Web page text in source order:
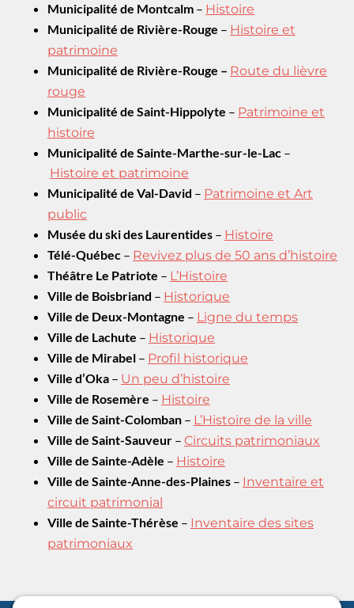
Municipalité de Montcalm – Histoire
Municipalité de Rivière-Rouge – Histoire et
patrimoine
Municipalité de Rivière-Rouge – Route du lièvre
rouge
Municipalité de Saint-Hippolyte – Patrimoine et
histoire
Municipalité de Sainte-Marthe-sur-le-Lac –
Histoire et patrimoine
Municipalité de Val-David – Patrimoine et Art
public
Musée du ski des Laurentides – Histoire
Télé-Québec – Revivez plus de 50 ans d’histoire
Théâtre Le Patriote – L’Histoire
Ville de Boisbriand – Historique
Ville de Deux-Montagne – Ligne du temps
Ville de Lachute – Historique
Ville de Mirabel – Profil historique
Ville d’Oka – Un peu d’histoire
Ville de Rosemère – Histoire
Ville de Saint-Colomban – L’Histoire de la ville
Ville de Saint-Sauveur – Circuits patrimoniaux
Ville de Sainte-Adèle – Histoire
Ville de Sainte-Anne-des-Plaines – Inventaire et
circuit patrimonial
Ville de Sainte-Thérèse – Inventaire des sites
patrimoniaux